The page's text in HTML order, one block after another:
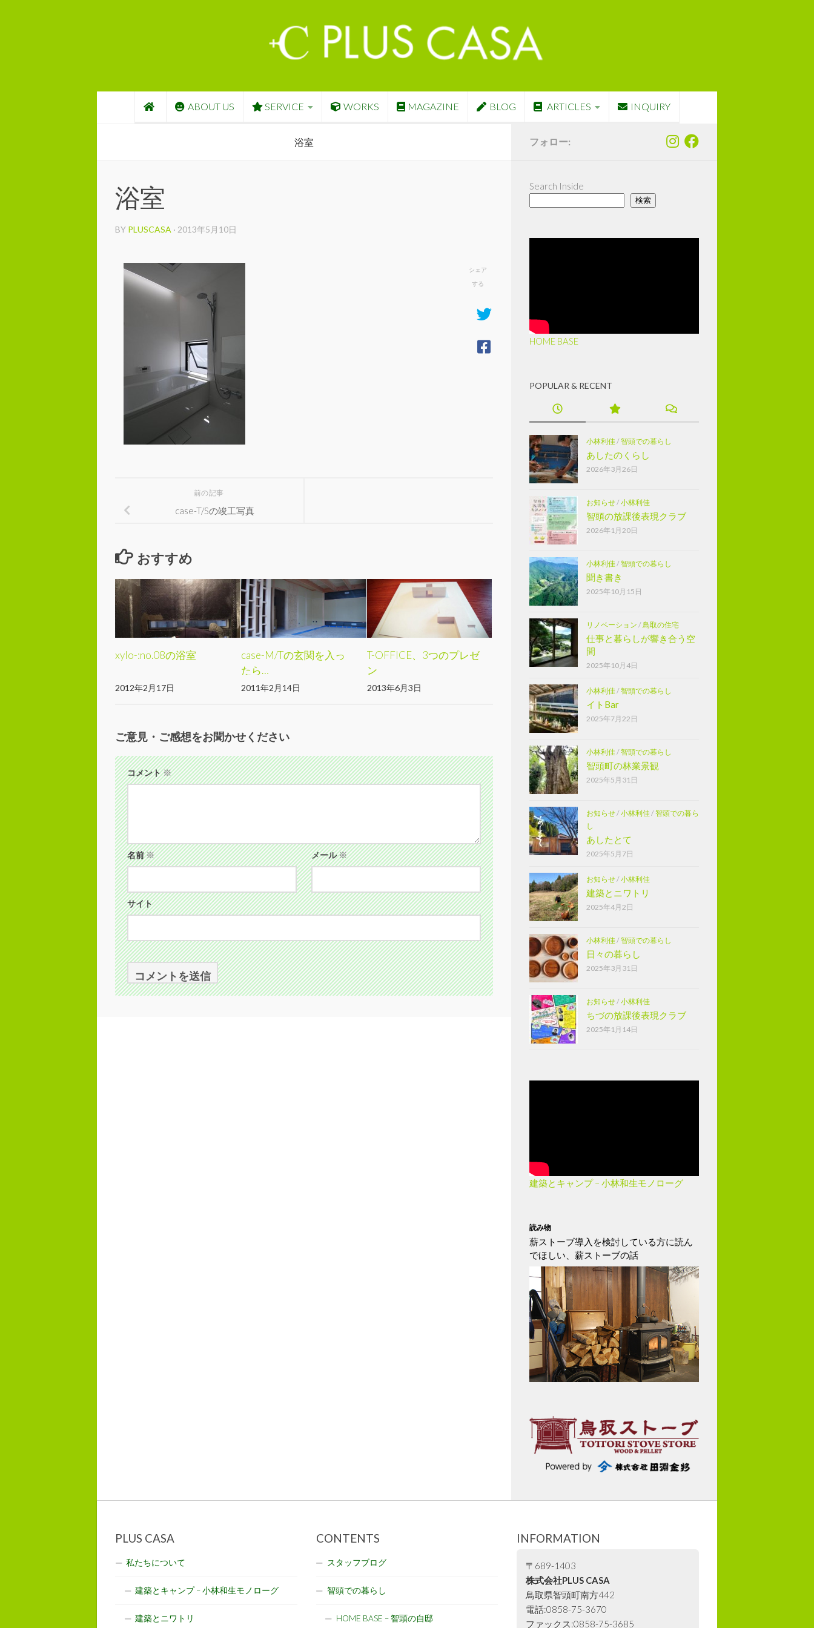
ABOUT US SERVICE WORKS MAGAZINE BLOG ARTICLES INQUIRY
浴室
浴室
BY PLUSCASA · 2013年5月10日
シェア
する
前の記事
case-T/Sの竣工写真
おすすめ
xylo-:no.08の浴室
2012年2月17日
case-M/Tの玄関を入っ
たら…
2011年2月14日
T-OFFICE、3つのプレゼ
ン
2013年6月3日
ご意見・ご感想をお聞かせください
コメント※
名前※ メール※
サイト
フォロー:
Search Inside
検索
HOME BASE
POPULAR & RECENT
小林利佳/智頭での暮らし
あしたのくらし
2026年3月26日
お知らせ/小林利佳
智頭の放課後表現クラブ
2026年1月20日
小林利佳/智頭での暮らし
聞き書き
2025年10月15日
リノベーション / 鳥取の住宅
仕事と暮らしが響き合う空
間
2025年10月4日
小林利佳/智頭での暮らし
イトBar
2025年7月22日
小林利佳/智頭での暮らし
智頭町の林業景観
2025年5月31日
お知らせ/小林利佳/智頭での暮ら
し
あしたとて
2025年5月7日
お知らせ/小林利佳
建築とニワトリ
2025年4月2日
小林利佳/智頭での暮らし
日々の暮らし
2025年3月31日
お知らせ/小林利佳
ちづの放課後表現クラブ
2025年1月14日
建築とキャンプ – 小林和生モノローグ
読み物
薪ストーブ導入を検討している方に読ん
でほしい、薪ストーブの話
PLUS CASA
私たちについて
建築とキャンプ – 小林和生モノローグ
建築とニワトリ
CONTENTS
スタッフブログ
智頭での暮らし
HOME BASE – 智頭の自邸
INFORMATION
〒689-1403
株式会社PLUS CASA
鳥取県智頭町南方442
電話:0858-75-3670
ファックス:0858-75-3685